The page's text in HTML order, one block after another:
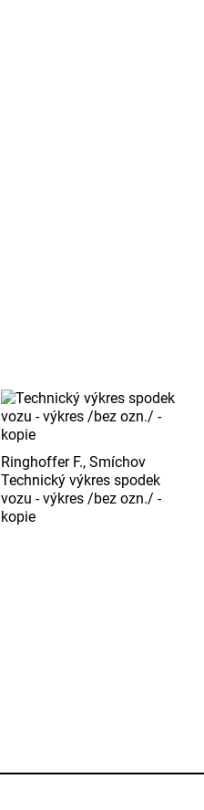
Ringhoffer F., Smíchov
Technický výkres spodek
vozu - výkres /bez ozn./ -
kopie